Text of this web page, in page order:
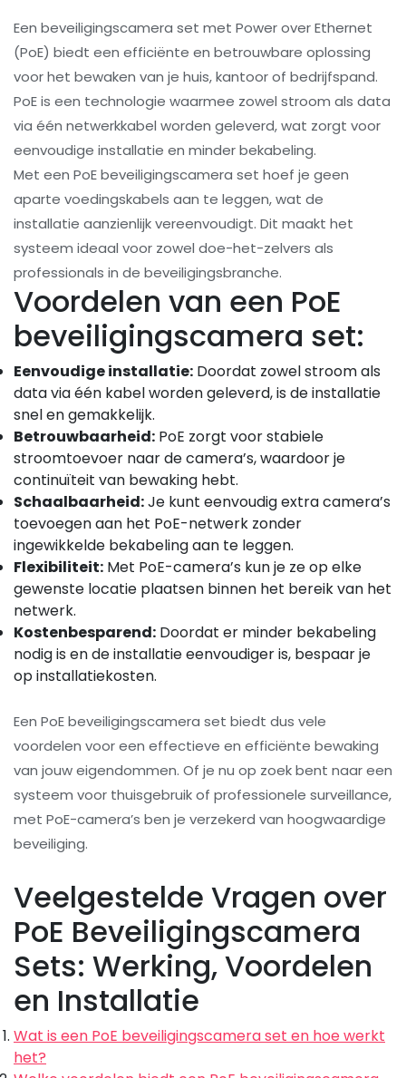
Een beveiligingscamera set met Power over Ethernet
(PoE) biedt een efficiënte en betrouwbare oplossing
voor het bewaken van je huis, kantoor of bedrijfspand.
PoE is een technologie waarmee zowel stroom als data
via één netwerkkabel worden geleverd, wat zorgt voor
eenvoudige installatie en minder bekabeling.
Met een PoE beveiligingscamera set hoef je geen
aparte voedingskabels aan te leggen, wat de
installatie aanzienlijk vereenvoudigt. Dit maakt het
systeem ideaal voor zowel doe-het-zelvers als
professionals in de beveiligingsbranche.
Voordelen van een PoE
beveiligingscamera set:
Eenvoudige installatie: Doordat zowel stroom als
data via één kabel worden geleverd, is de installatie
snel en gemakkelijk.
Betrouwbaarheid: PoE zorgt voor stabiele
stroomtoevoer naar de camera’s, waardoor je
continuïteit van bewaking hebt.
Schaalbaarheid:Je kunt eenvoudig extra camera’s
toevoegen aan het PoE-netwerk zonder
ingewikkelde bekabeling aan te leggen.
Flexibiliteit: Met PoE-camera’s kun je ze op elke
gewenste locatie plaatsen binnen het bereik van het
netwerk.
Kostenbesparend: Doordat er minder bekabeling
nodig is en de installatie eenvoudiger is, bespaar je
op installatiekosten.
Een PoE beveiligingscamera set biedt dus vele
voordelen voor een effectieve en efficiënte bewaking
van jouw eigendommen. Of je nu op zoek bent naar een
systeem voor thuisgebruik of professionele surveillance,
met PoE-camera’s ben je verzekerd van hoogwaardige
beveiliging.
Veelgestelde Vragen over
PoE Beveiligingscamera
Sets: Werking, Voordelen
en Installatie
Wat is een PoE beveiligingscamera set en hoe werkt
het?